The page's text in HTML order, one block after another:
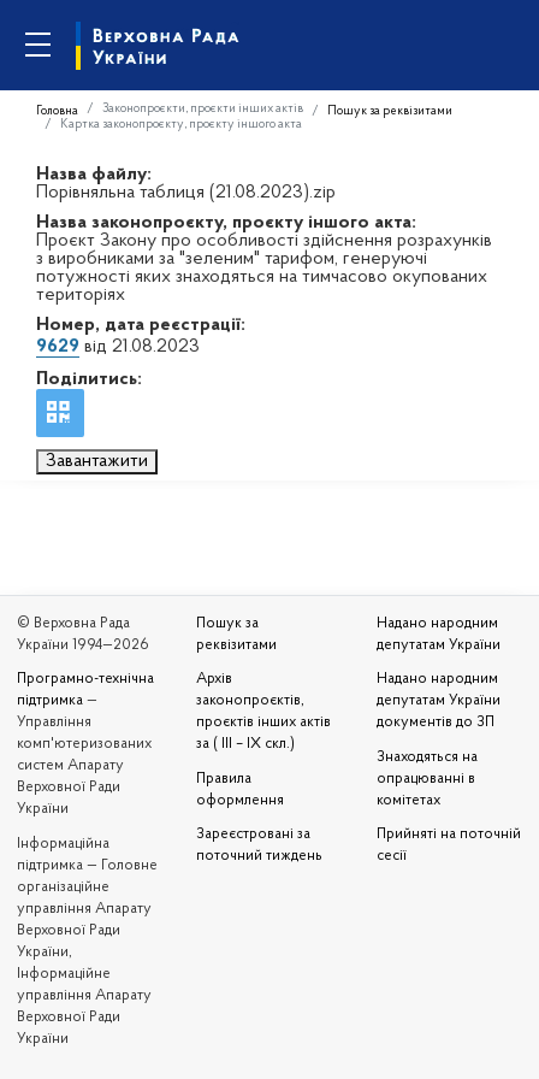
Головна Законопроєкти, проєкти інших актів
Пошук за реквізитами
Картка законопроєкту, проєкту іншого акта
Назва файлу:
Порівняльна таблиця (21.08.2023).zip
Назва законопроєкту, проєкту іншого акта:
Проєкт Закону про особливості здійснення розрахунків
з виробниками за "зеленим" тарифом, генеруючі
потужності яких знаходяться на тимчасово окупованих
територіях
Номер, дата реєстрації:
9629 від 21.08.2023
Поділитись:
Завантажити
© Верховна Рада
України 1994—2026
Програмно-технічна
підтримка —
Управління
комп'ютеризованих
систем Апарату
Верховної Ради
України
Iнформаційна
підтримка — Головне
організаційне
управління Апарату
Верховної Ради
України,
Інформаційне
управління Апарату
Верховної Ради
України
Пошук за
реквізитами
Архів
законопроєктів,
проєктів інших актів
за ( III – IX скл.)
Правила
оформлення
Зареєстровані за
поточний тиждень
Надано народним
депутатам України
Надано народним
депутатам України
документів до ЗП
Знаходяться на
опрацюванні в
комітетах
Прийняті на поточній
сесії